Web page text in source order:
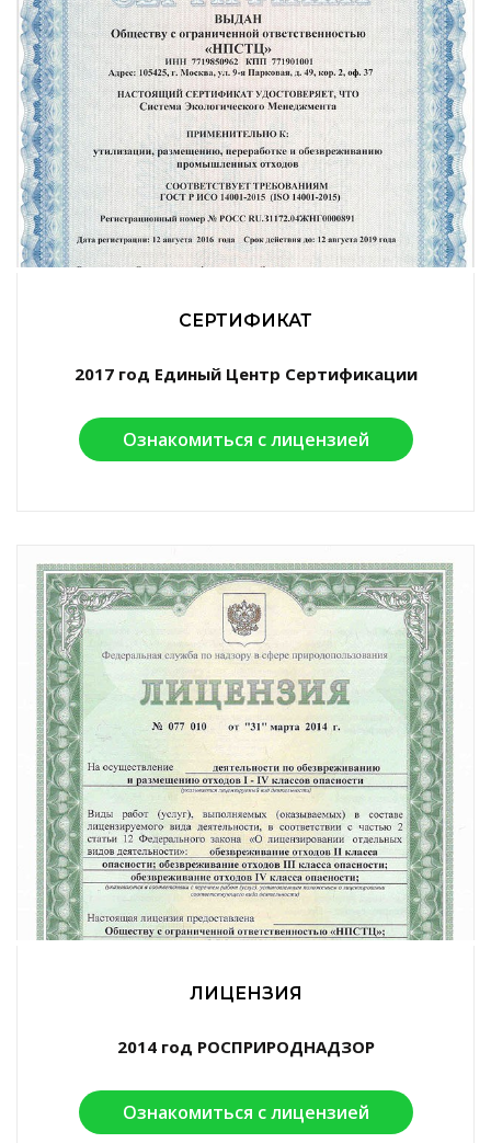
СЕРТИФИКАТ
2017 год Единый Центр Сертификации
Ознакомиться с лицензией
ЛИЦЕНЗИЯ
2014 год РОСПРИРОДНАДЗОР
Ознакомиться с лицензией